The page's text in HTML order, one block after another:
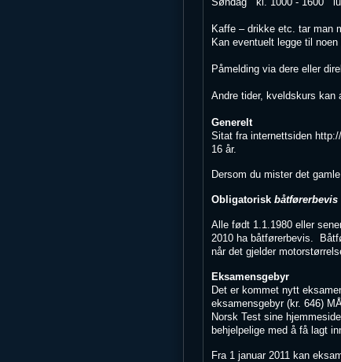
Kaffe – drikke etc. tar man
Kan eventuelt legge til
Påmelding via dere eller
Andre tider, kveldskurs kan
Generelt
Sitat fra internettsiden
16
Dersom du mister det
Obligatorisk båtførerbevis
Alle født 1.1.1980 eller
2010 ha båtførerbevis.
når det gjelder
Eksamensgebyr
Det er kommet nytt
eksamensgebyr (kr. 646)
Norsk Test sine
behjelpelige med å få lagt
Fra 1 januar 2011 kan